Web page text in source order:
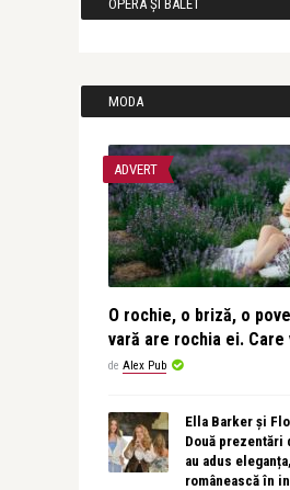
OPERA ȘI BALET
MODA
ADVERT
O rochie, o briză, o
vară are rochia ei. Care
de Alex Pub
Ella Barker și
Două prezentări
au adus
românească în